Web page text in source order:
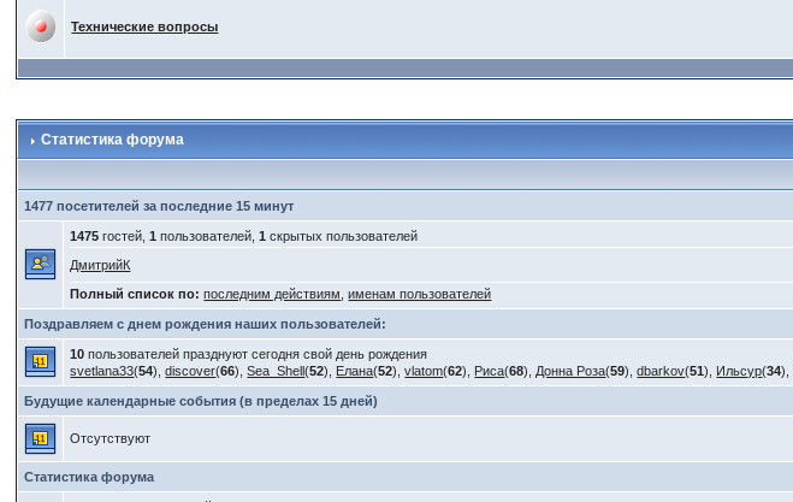
Технические вопросы
Статистика форума
1477 посетителей за последние 15 минут
1475 гостей,1 пользователей,1 скрытых пользователей
ДмитрийК
Полный список по: последним действиям ,именам пользователей
Поздравляем с днем рождения наших пользователей:
10 пользователей празднуют сегодня свой день рождения
svetlana33(54),discover(66),Sea_Shell(52), Елана(52),vlatom(62), Риса(68), Донна Роза(59),dbarkov(51), Ильсур(34),
Будущие календарные события (в пределах 15 дней)
Отсутствуют
Статистика форума